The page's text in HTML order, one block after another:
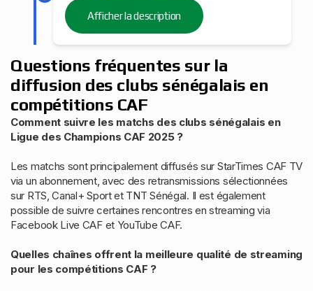
Afficher la description
Questions fréquentes sur la
diffusion des clubs sénégalais en
compétitions CAF
Comment suivre les matchs des clubs sénégalais en
Ligue des Champions CAF 2025 ?
Les matchs sont principalement diffusés sur StarTimes CAF TV
via un abonnement, avec des retransmissions sélectionnées
sur RTS, Canal+ Sport et TNT Sénégal. Il est également
possible de suivre certaines rencontres en streaming via
Facebook Live CAF et YouTube CAF.
Quelles chaînes offrent la meilleure qualité de streaming
pour les compétitions CAF ?